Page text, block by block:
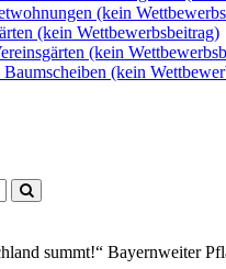
(kein
(kein Wettbewerbsbeitrag)
(kein
(kein
summt!“ Bayernweiter